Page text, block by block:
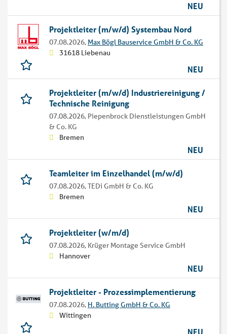
NEU
Projektleiter (m/w/d) Systembau Nord
07.08.2026, Max Bögl Bauservice GmbH & Co. KG
31618 Liebenau
NEU
Projektleiter (m/w/d) Industriereinigung /
Technische Reinigung
07.08.2026, Piepenbrock Dienstleistungen GmbH
& Co. KG
Bremen
NEU
Teamleiter im Einzelhandel (m/w/d)
07.08.2026,TEDi GmbH & Co. KG
Bremen
NEU
Projektleiter (w/m/d)
07.08.2026, Krüger Montage Service GmbH
Hannover
NEU
Projektleiter - Prozessimplementierung
07.08.2026, H. Butting GmbH & Co. KG
Wittingen